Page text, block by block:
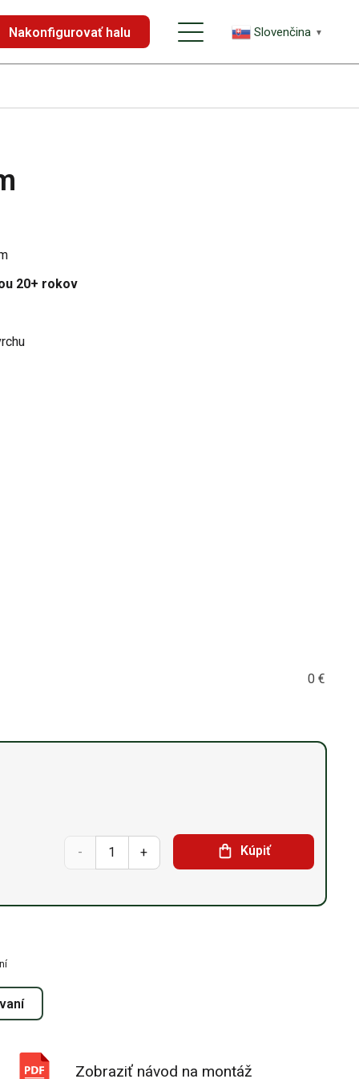
Nakonfigurovať halu Slovenčina ▼
20+ rokov
0 €
množstvo
7,63m
Kúpiť
Zobraziť návod na montáž